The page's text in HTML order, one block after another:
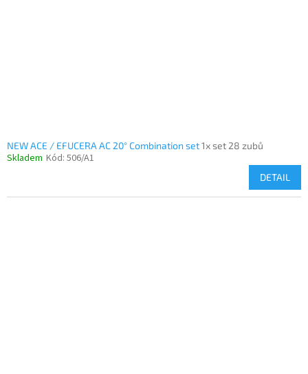
NEW ACE / EFUCERA AC 20° Combination set1x set 28 zubů
Skladem Kód: 506/A1
DETAIL